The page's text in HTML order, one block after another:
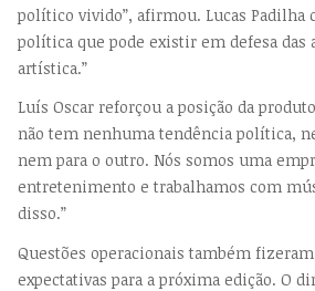
político vivido”, afirmou. Lucas Padilha
política que pode existir em defesa das
artística.”
Luís Oscar reforçou a posição da
não tem nenhuma tendência política,
nem para o outro. Nós somos uma
entretenimento e trabalhamos com
disso.”
Questões operacionais também fizeram
expectativas para a próxima edição. O